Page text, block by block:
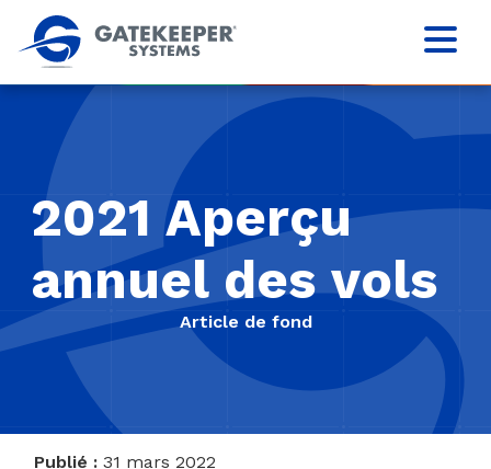
2021 Aperçu
annuel des vols
Article de fond
Publié : 31 mars 2022